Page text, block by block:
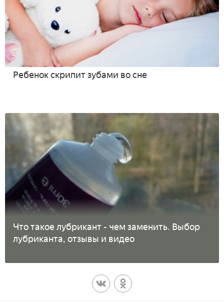
Ребенок скрипит зубами во сне
Что такое лубрикант - чем заменить. Выбор
лубриканта, отзывы и видео